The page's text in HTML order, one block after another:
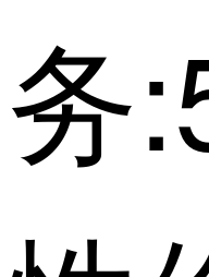
务